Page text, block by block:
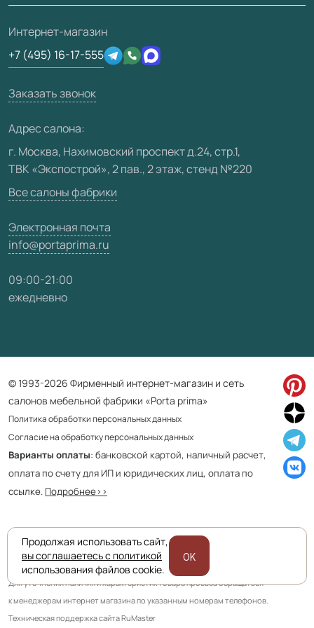
Отзывы клиентов
Техническая информация
Юридическая информация
3D-модели
О фабрике
Сертификаты
Производство
Вакансии
Карта сайта
Интернет-магазин
+7 (495) 16-17-555
Заказать звонок
Адрес салона:
г. Москва, Нахимовский проспект д.24, стр.1,
ТВК «Экспострой», 2 пав., 2 этаж, стенд №220
Все салоны фабрики
Электронная почта
info@portaprima.ru
09:00-21:00
ежедневно
© 1993-2026 Фирменный интернет-магазин и сеть
салонов мебельной фабрики «Porta prima»
Политика обработки персональных данных
Согласие на обработку персональных данных
Варианты оплаты: банковской картой, наличный расчет,
оплата по счету для ИП и юридических лиц, оплата по
ссылке. Подробнее>>
Приведенная на сайте информация не является публичной офертой
и носит информационно ознакомительный характер.
Для уточнения наличия и характеристик товара просьба обращаться
к менеджерам интернет магазина по указанным номерам телефонов.
Техническая поддержка сайта RuMaster
Продолжая использовать сайт,
вы соглашаетесь с политикой
использования файлов cookie.
OK